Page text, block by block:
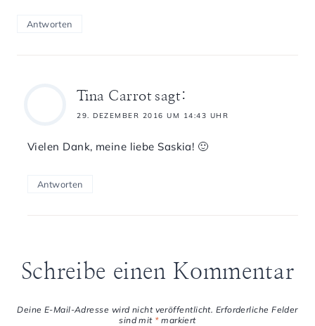
Antworten
Tina Carrot sagt:
29. DEZEMBER 2016 UM 14:43 UHR
Vielen Dank, meine liebe Saskia! 🙂
Antworten
Schreibe einen Kommentar
Deine E-Mail-Adresse wird nicht veröffentlicht. Erforderliche Felder
sind mit *markiert